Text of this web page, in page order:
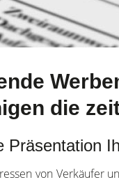
die
Präsentation
von Verkäufer